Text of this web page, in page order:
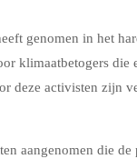
genomen in het
klimaatbetogers
deze activisten zijn
aangenomen die